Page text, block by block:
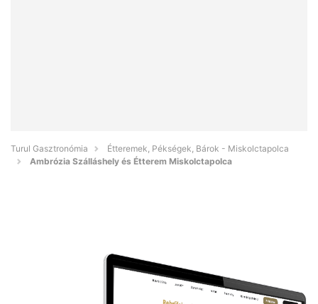
Turul Gasztronómia
Étteremek, Pékségek, Bárok - Miskolctapolca
Ambrózia Szálláshely és Étterem Miskolctapolca